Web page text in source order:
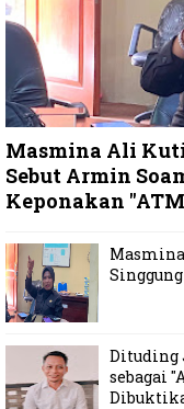
Masmina Ali
Sebut Armin
Keponakan
Dituding
sebagai